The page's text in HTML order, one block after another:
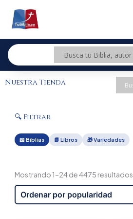
contenido
Nuestra Tienda
🔍 Filtrar
📖 Biblias 📗 Libros 🎁 Variedades
Mostrando 1–24 de 4475 resultados